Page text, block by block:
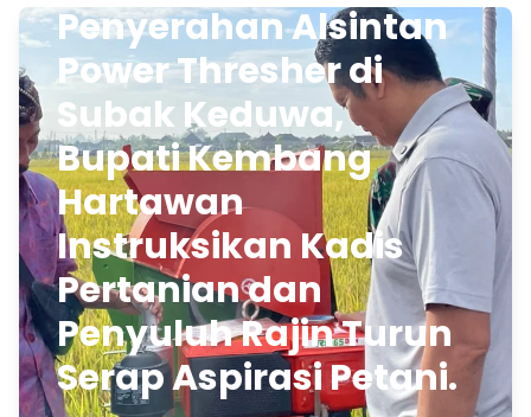
Penyerahan Alsintan
Power Thresher di
Subak Keduwa,
Bupati Kembang
Hartawan
Instruksikan Kadis
Pertanian dan
Penyuluh Rajin Turun
Serap Aspirasi Petani.